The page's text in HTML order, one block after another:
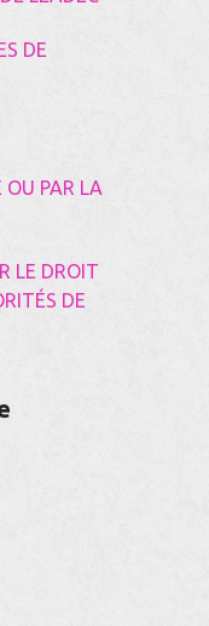
DE
OU PAR LA
LE DROIT
DE